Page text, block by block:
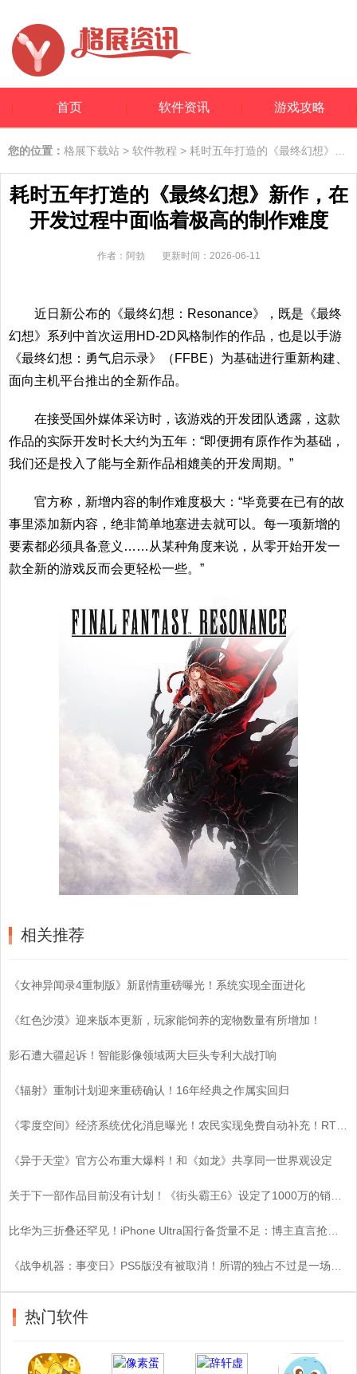
首页 软件资讯 游戏攻略
您的位置： 格展下载站 > 软件教程 > 耗时五年打造的《最终幻想》新作，在开发过程中面临着极高的制作难度
耗时五年打造的《最终幻想》新作，在
开发过程中面临着极高的制作难度
作者：阿勃 更新时间：2026-06-11
近日新公布的《最终幻想：Resonance》，既是《最终
幻想》系列中首次运用HD-2D风格制作的作品，也是以手游
《最终幻想：勇气启示录》（FFBE）为基础进行重新构建、
面向主机平台推出的全新作品。
在接受国外媒体采访时，该游戏的开发团队透露，这款
作品的实际开发时长大约为五年：“即便拥有原作作为基础，
我们还是投入了能与全新作品相媲美的开发周期。”
官方称，新增内容的制作难度极大：“毕竟要在已有的故
事里添加新内容，绝非简单地塞进去就可以。每一项新增的
要素都必须具备意义……从某种角度来说，从零开始开发一
款全新的游戏反而会更轻松一些。”
相关推荐
《女神异闻录4重制版》新剧情重磅曝光！系统实现全面进化
《红色沙漠》迎来版本更新，玩家能饲养的宠物数量有所增加！
影石遭大疆起诉！智能影像领域两大巨头专利大战打响
《辐射》重制计划迎来重磅确认！16年经典之作属实回归
《零度空间》经济系统优化消息曝光！农民实现免费自动补充！RTS基建策略迎来颠覆性变革！
《异于天堂》官方公布重大爆料！和《如龙》共享同一世界观设定
关于下一部作品目前没有计划！《街头霸王6》设定了1000万的销量目标
比华为三折叠还罕见！iPhone Ultra国行备货量不足：博主直言抢到即赚
《战争机器：事变日》PS5版没有被取消！所谓的独占不过是一场空？
热门软件